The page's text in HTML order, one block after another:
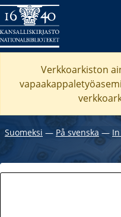
Verkkoarkiston
Suomeksi ― På svenska ―